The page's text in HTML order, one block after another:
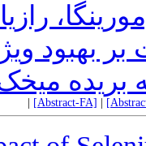
بر بهبود
بریده
[Abstract-FA]